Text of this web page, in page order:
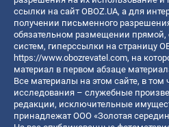
ссылки на сайт OBOZ.UA, а для
получении письменного
обязательном размещении прямой,
систем, гиперссылки на страницу
https://www.obozrevatel.com, на
материал в первом абзаце
Все материалы на этом сайте, в том
исследования – служебные
редакции, исключительные
принадлежат ООО «Золотая